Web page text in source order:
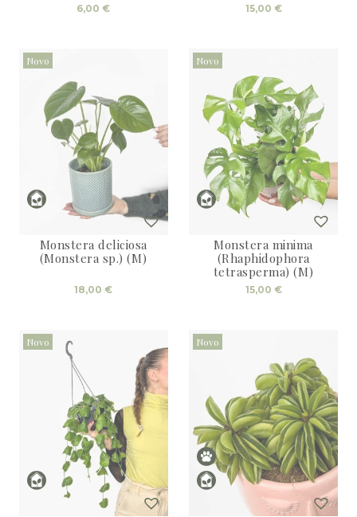
6,00 € 15,00 €
Novo
Monstera deliciosa
(Monstera sp.) (M)
18,00 €
Novo
Monstera minima
(Rhaphidophora
tetrasperma) (M)
15,00 €
Novo Novo